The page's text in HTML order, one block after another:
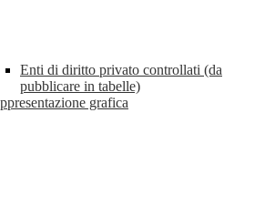
Enti di diritto privato controllati (da
pubblicare in tabelle)
grafica